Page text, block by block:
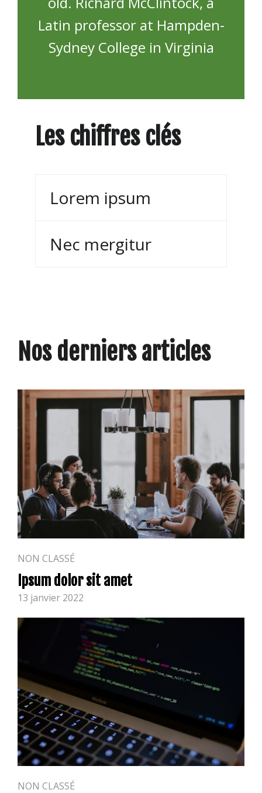
Latin professor at Hampden-
Sydney College in Virginia
Les chiffres clés
Lorem ipsum
Nec mergitur
Nos derniers articles
NON CLASSÉ
Ipsum dolor sit amet
13 janvier 2022
NON CLASSÉ